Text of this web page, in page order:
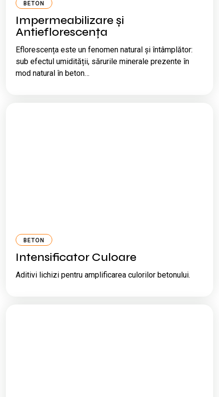
BETON
Impermeabilizare și
Antieflorescența
Eflorescența este un fenomen natural și întâmplător:
sub efectul umidității, sărurile minerale prezente în
mod natural în beton…
BETON
Intensificator Culoare
Aditivi lichizi pentru amplificarea culorilor betonului.